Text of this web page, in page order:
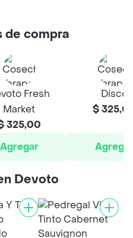
de compra
Fresh
Market
325,00
Agregar
Disco
$
Agregar
Devoto